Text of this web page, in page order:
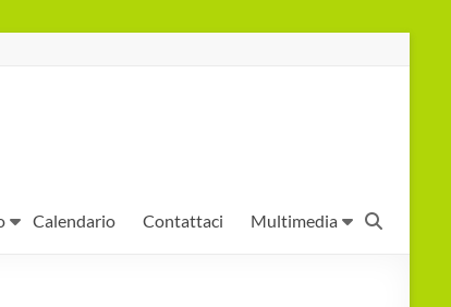
Calendario Contattaci Multimedia